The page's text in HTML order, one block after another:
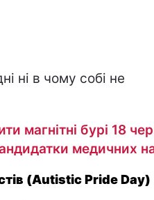
ні в чому собі не
магнітні бурі 18
медичних
(Autistic Pride Day)